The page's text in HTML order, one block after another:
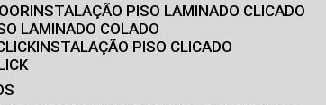
INSTALAÇÃO PISO LAMINADO CLICADO
LAMINADO COLADO
INSTALAÇÃO PISO CLICADO